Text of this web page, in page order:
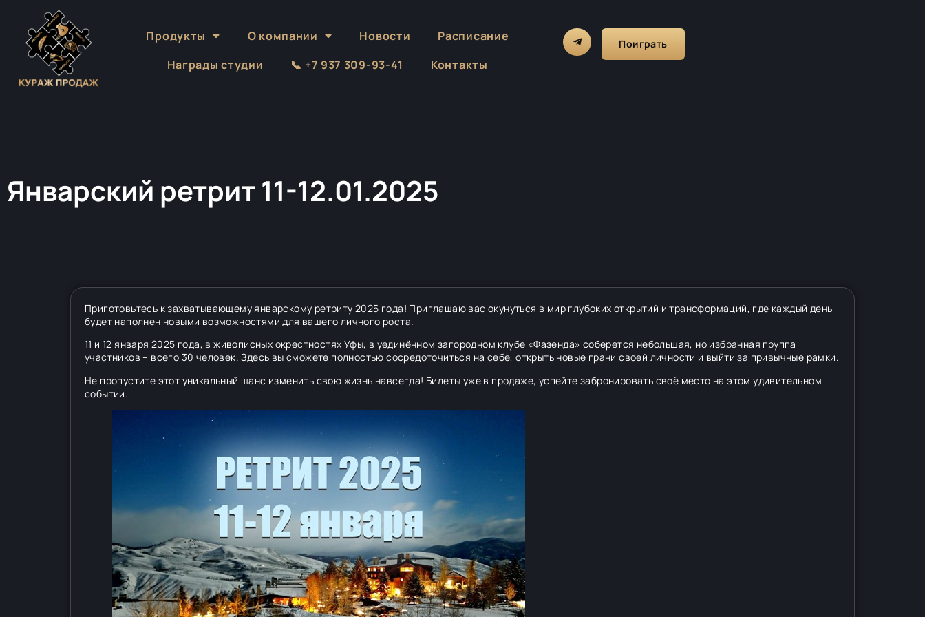
Продукты О компании Новости
Расписание
Награды студии
📞 +7 937 309-93-41 Контакты
Поиграть
Январский ретрит 11-12.01.2025
Приготовьтесь к захватывающему январскому ретриту 2025 года! Приглашаю вас окунуться в мир глубоких открытий и трансформаций, где каждый день
будет наполнен новыми возможностями для вашего личного роста.
11 и 12 января 2025 года, в живописных окрестностях Уфы, в уединённом загородном клубе «Фазенда» соберется небольшая, но избранная группа
участников – всего 30 человек. Здесь вы сможете полностью сосредоточиться на себе, открыть новые грани своей личности и выйти за привычные рамки.
Не пропустите этот уникальный шанс изменить свою жизнь навсегда! Билеты уже в продаже, успейте забронировать своё место на этом удивительном
событии.